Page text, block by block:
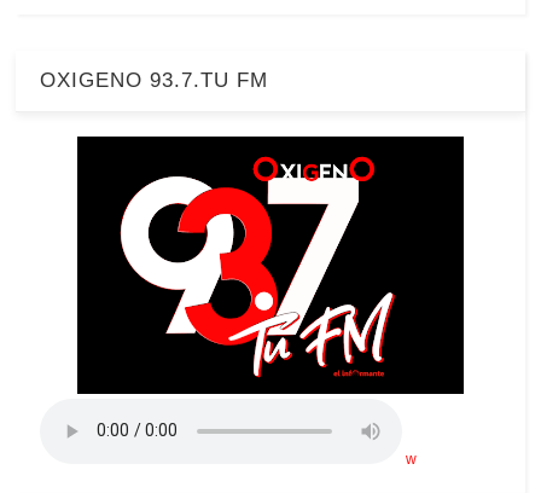
OXIGENO 93.7.TU FM
w